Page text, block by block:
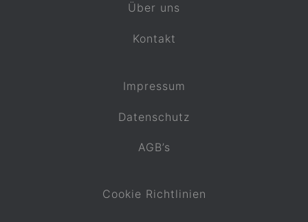
Über uns
Kontakt
Impressum
Datenschutz
AGB’s
Cookie Richtlinien